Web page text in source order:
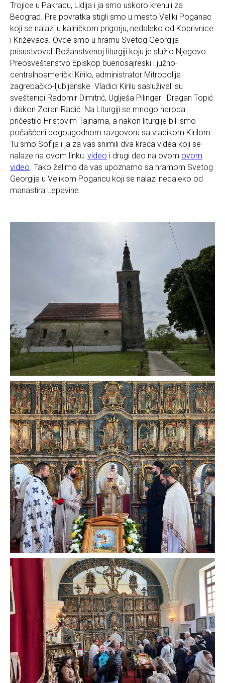
Trojice u Pakracu, Lidija i ja smo uskoro krenuli za
Beograd. Pre povratka stigli smo u mesto Veliki Poganac
koji se nalazi u kalničkom prigorju, nedaleko od Koprivnice
i Križevaca. Ovde smo u hramu Svetog Georgija
prisustvovali Božanstvenoj liturgiji koju je služio Njegovo
Preosveštenstvo Episkop buenosajreski i južno-
centralnoamerički Kirilo, administrator Mitropolije
zagrebačko-ljubljanske. Vladici Kirilu sasluživali su
sveštenici Radomir Dimitrić, Uglješa Pilinger i Dragan Topić
i đakon Zoran Radić. Na Liturgiji se mnogo naroda
pričestilo Hristovim Tajnama, a nakon liturgije bili smo
počašćeni bogougodnom razgovoru sa vladikom Kirilom.
Tu smo Sofija i ja za vas snimili dva kraća videa koji se
nalaze na ovom linku: video i drugi deo na ovom ovom
video. Tako želimo da vas upoznamo sa hramom Svetog
Georgija u Velikom Pogancu koji se nalazi nedaleko od
manastira Lepavine.